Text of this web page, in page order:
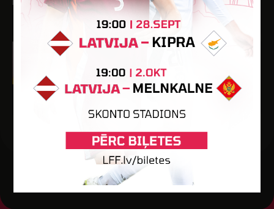
- 1 -
Dmitrijs Zakreževskis
Spēlētāja statuss: Amatieris (FSS)
- -